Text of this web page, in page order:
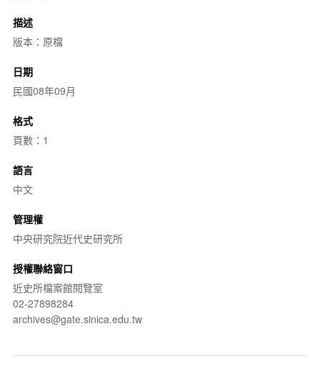
描述
版本：原檔
日期
民國08年09月
格式
頁數：1
語言
中文
管理權
中央研究院近代史研究所
授權聯絡窗口
近史所檔案館閱覽室
02-27898284
archives@gate.sinica.edu.tw